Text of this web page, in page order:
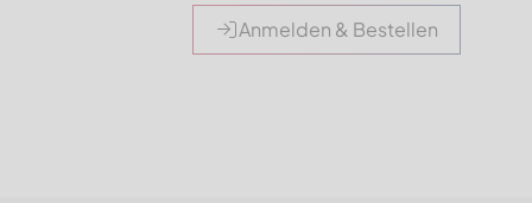
Anmelden & Bestellen